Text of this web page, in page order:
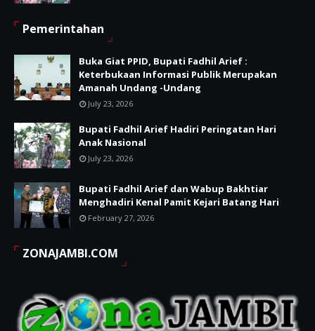
Pemerintahan
Buka Giat PPID, Bupati Fadhil Arief :
Keterbukaan Informasi Publik Merupakan
Amanah Undang -Undang
July 23, 2026
Bupati Fadhil Arief Hadiri Peringatan Hari
Anak Nasional
July 23, 2026
Bupati Fadhil Arief dan Wabup Bakhtiar
Menghadiri Kenal Pamit Kejari Batang Hari
February 27, 2026
ZONAJAMBI.COM